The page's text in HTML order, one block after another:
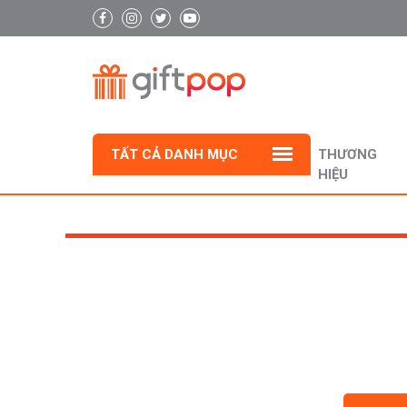
TẤT CẢ DANH MỤC
THƯƠNG
HIỆU